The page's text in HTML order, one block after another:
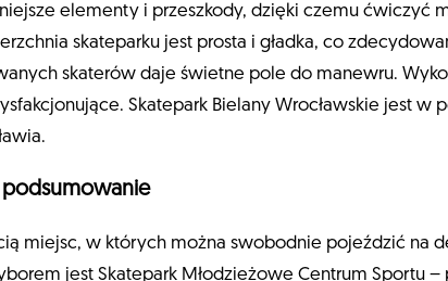
elementy i przeszkody, dzięki czemu ćwiczyć
skateparku jest prosta i gładka, co
skaterów daje świetne pole do manewru.
Skatepark Bielany Wrocławskie jest w
podsumowanie
miejsc, w których można swobodnie pojeździć na
jest Skatepark Młodzieżowe Centrum Sportu –